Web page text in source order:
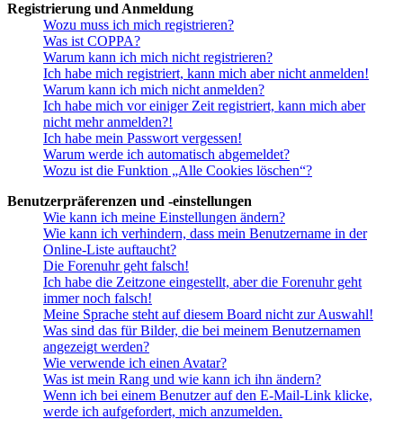
Registrierung und Anmeldung
Wozu muss ich mich registrieren?
Was ist COPPA?
Warum kann ich mich nicht registrieren?
Ich habe mich registriert, kann mich aber nicht anmelden!
Warum kann ich mich nicht anmelden?
Ich habe mich vor einiger Zeit registriert, kann mich aber
nicht mehr anmelden?!
Ich habe mein Passwort vergessen!
Warum werde ich automatisch abgemeldet?
Wozu ist die Funktion „Alle Cookies löschen“?
Benutzerpräferenzen und -einstellungen
Wie kann ich meine Einstellungen ändern?
Wie kann ich verhindern, dass mein Benutzername in der
Online-Liste auftaucht?
Die Forenuhr geht falsch!
Ich habe die Zeitzone eingestellt, aber die Forenuhr geht
immer noch falsch!
Meine Sprache steht auf diesem Board nicht zur Auswahl!
Was sind das für Bilder, die bei meinem Benutzernamen
angezeigt werden?
Wie verwende ich einen Avatar?
Was ist mein Rang und wie kann ich ihn ändern?
Wenn ich bei einem Benutzer auf den E-Mail-Link klicke,
werde ich aufgefordert, mich anzumelden.